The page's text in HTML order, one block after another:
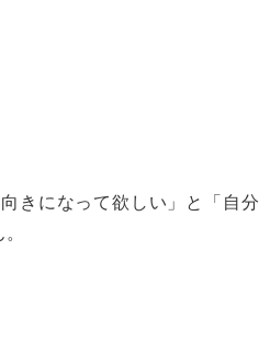
きになって欲しい」と「自